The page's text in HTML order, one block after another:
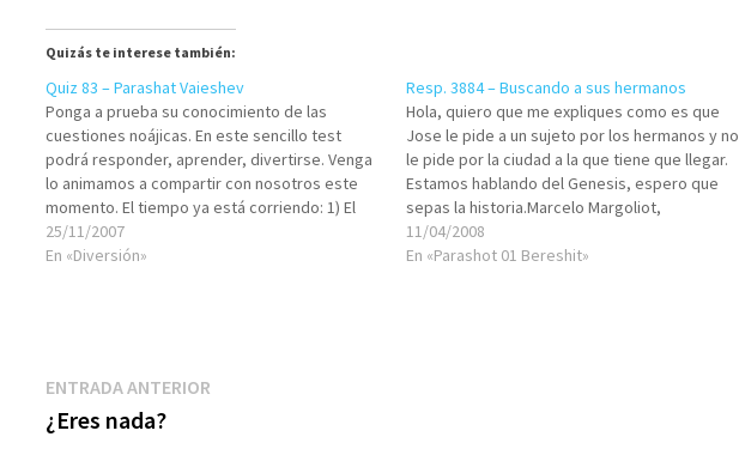
Quizás te interese también:
Quiz 83 – Parashat Vaieshev
Ponga a prueba su conocimiento de las
cuestiones noájicas. En este sencillo test
podrá responder, aprender, divertirse. Venga
lo animamos a compartir con nosotros este
momento. El tiempo ya está corriendo: 1) El
ministro de copas soñó con... a) Tres racimos
de uvas maduros b) Tres racimos de uvas
25/11/2007
En «Diversión»
Resp. 3884 – Buscando a sus hermanos
Hola, quiero que me expliques como es que
Jose le pide a un sujeto por los hermanos y no
le pide por la ciudad a la que tiene que llegar.
Estamos hablando del Genesis, espero que
sepas la historia.Marcelo Margoliot,
ArgentinaShalom,"¡Bendito el que viene en el
nombre del Eterno!" (Tehilim…
11/04/2008
En «Parashot 01 Bereshit»
Navegación
de
ENTRADA ANTERIOR
¿Eres nada?